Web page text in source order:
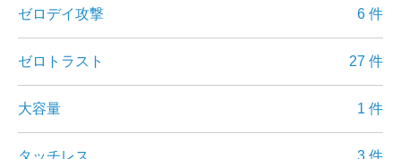
ゼロデイ攻撃 6 件
ゼロトラスト 27 件
大容量 1 件
タッチレス 3 件